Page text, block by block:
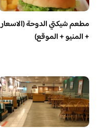
مطعم شيكتي الدوحة (الاسعار
+ المنيو + الموقع)